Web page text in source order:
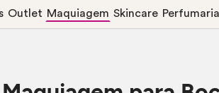
Outlet Maquiagem Skincare Perfumaria